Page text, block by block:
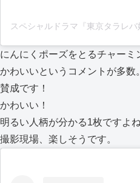
にんにくポーズをとるチャーミ
かわいいというコメントが多数。
賛成です！
かわいい！
明るい人柄が分かる1枚ですよね
撮影現場、楽しそうです。